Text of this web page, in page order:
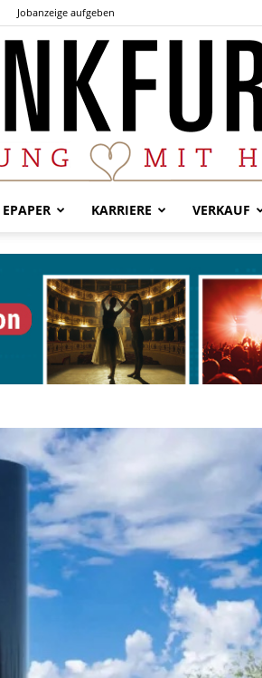
Jobanzeige aufgeben
Frankfurter
EPAPER KARRIERE VERKAUF